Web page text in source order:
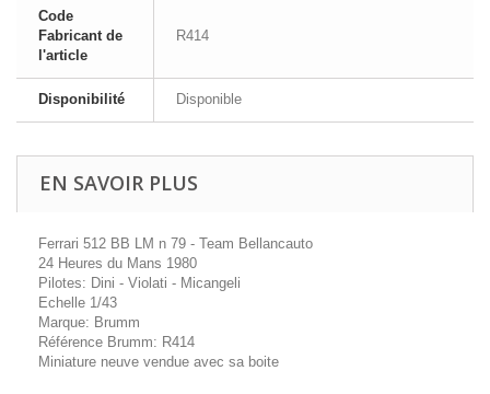
Code
Fabricant de
l'article
R414
Disponibilité Disponible
EN SAVOIR PLUS
Ferrari 512 BB LM n 79 - Team Bellancauto
24 Heures du Mans 1980
Pilotes: Dini - Violati - Micangeli
Echelle 1/43
Marque: Brumm
Référence Brumm: R414
Miniature neuve vendue avec sa boite